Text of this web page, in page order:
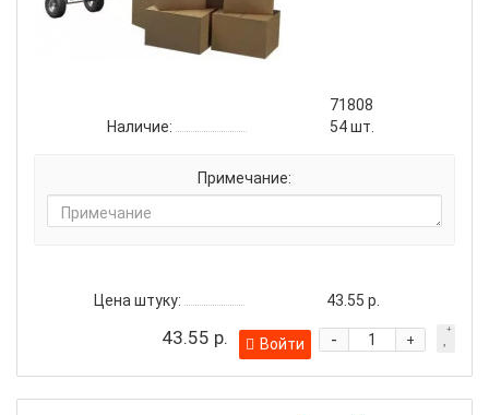
71808
Наличие:
54шт.
Примечание:
Цена штуку: 43.55 р.
43.55 р. +
-
Войти